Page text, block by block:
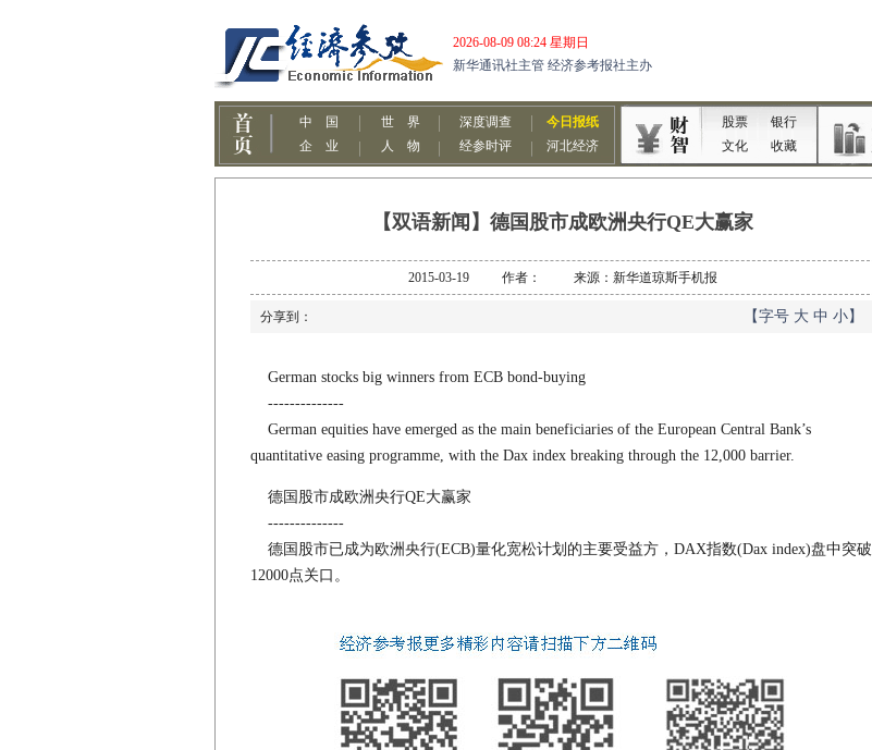
【双语新闻】德国股市成欧洲央行QE大赢家
2015-03-19 作者： 来源：新华道琼斯手机报
分享到： 【字号 大 中 小】
German stocks big winners from ECB bond-buying
--------------
German equities have emerged as the main beneficiaries of the European Central Bank’s
quantitative easing programme, with the Dax index breaking through the 12,000 barrier.
德国股市成欧洲央行QE大赢家
--------------
德国股市已成为欧洲央行(ECB)量化宽松计划的主要受益方，DAX指数(Dax index)盘中突破
12000点关口。